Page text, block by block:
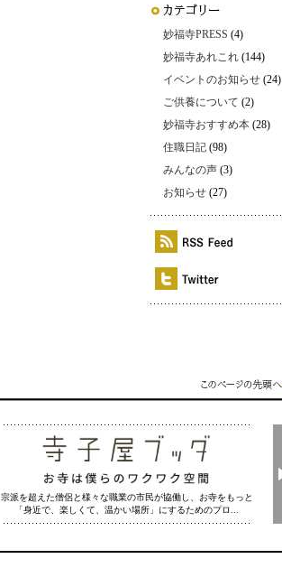
妙福寺PRESS (4)
妙福寺あれこれ (144)
イベントのお知らせ (24)
ご供養について (2)
妙福寺おすすめ本 (28)
住職日記 (98)
みんなの声 (3)
お知らせ (27)
宗派を超えた僧侶と様々な職業の市民が協働し、お寺をもっと
「身近で、楽しくて、温かい場所」にするためのプロ...